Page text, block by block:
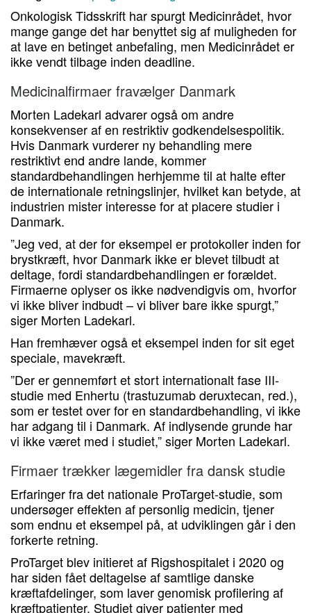
Onkologisk Tidsskrift har spurgt Medicinrådet, hvor
mange gange det har benyttet sig af muligheden for
at lave en betinget anbefaling, men Medicinrådet er
ikke vendt tilbage inden deadline.
Medicinalfirmaer fravælger Danmark
Morten Ladekarl advarer også om andre
konsekvenser af en restriktiv godkendelsespolitik.
Hvis Danmark vurderer ny behandling mere
restriktivt end andre lande, kommer
standardbehandlingen herhjemme til at halte efter
de internationale retningslinjer, hvilket kan betyde, at
industrien mister interesse for at placere studier i
Danmark.
”Jeg ved, at der for eksempel er protokoller inden for
brystkræft, hvor Danmark ikke er blevet tilbudt at
deltage, fordi standardbehandlingen er forældet.
Firmaerne oplyser os ikke nødvendigvis om, hvorfor
vi ikke bliver indbudt – vi bliver bare ikke spurgt,”
siger Morten Ladekarl.
Han fremhæver også et eksempel inden for sit eget
speciale, mavekræft.
”Der er gennemført et stort internationalt fase III-
studie med Enhertu (trastuzumab deruxtecan, red.),
som er testet over for en standardbehandling, vi ikke
har adgang til i Danmark. Af indlysende grunde har
vi ikke været med i studiet,” siger Morten Ladekarl.
Firmaer trækker lægemidler fra dansk studie
Erfaringer fra det nationale ProTarget-studie, som
undersøger effekten af personlig medicin, tjener
som endnu et eksempel på, at udviklingen går i den
forkerte retning.
ProTarget blev initieret af Rigshospitalet i 2020 og
har siden fået deltagelse af samtlige danske
kræftafdelinger, som laver genomisk profilering af
kræftpatienter. Studiet giver patienter med